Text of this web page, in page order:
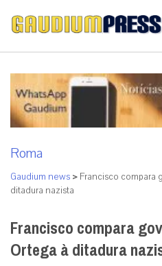
Roma
Gaudium news > Francisco compara
ditadura nazista
Francisco compara
Ortega à ditadura